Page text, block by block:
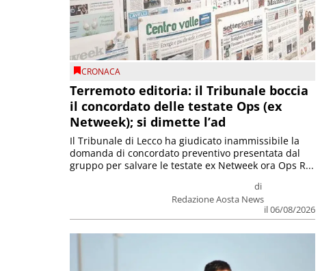
CRONACA
Terremoto editoria: il Tribunale boccia
il concordato delle testate Ops (ex
Netweek); si dimette l’ad
di
Redazione Aosta News
il 06/08/2026
Il Tribunale di Lecco ha giudicato inammissibile la
domanda di concordato preventivo presentata dal
gruppo per salvare le testate ex Netweek ora Ops R...